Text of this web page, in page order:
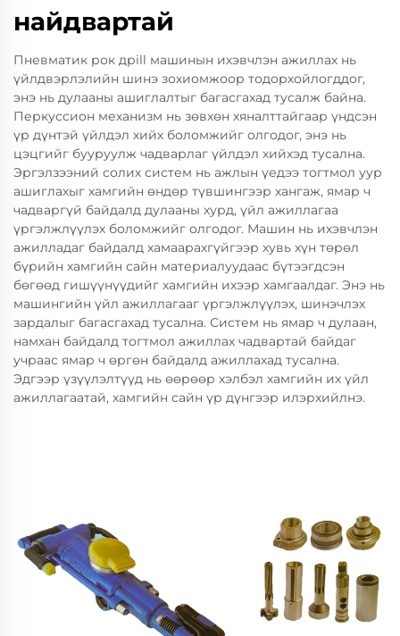
найдвартай
Пневматик рок дрill машинын ихэвчлэн ажиллах нь
үйлдвэрлэлийн шинэ зохиомжоор тодорхойлогддог,
энэ нь дулааны ашиглалтыг багасгахад тусалж байна.
Перкуссион механизм нь зөвхөн хяналттайгаар үндсэн
үр дүнтэй үйлдэл хийх боломжийг олгодог, энэ нь
цэцгийг бууруулж чадварлаг үйлдэл хийхэд тусална.
Эргэлзээний солих систем нь ажлын үедээ тогтмол уур
ашиглахыг хамгийн өндөр түвшингээр хангаж, ямар ч
чадваргүй байдалд дулааны хурд, үйл ажиллагаа
үргэлжлүүлэх боломжийг олгодог. Машин нь ихэвчлэн
ажилладаг байдалд хамаарахгүйгээр хувь хүн төрөл
бүрийн хамгийн сайн материалуудаас бүтээгдсэн
бөгөөд гишүүнүүдийг хамгийн ихээр хамгаалдаг. Энэ нь
машингийн үйл ажиллагааг үргэлжлүүлэх, шинэчлэх
зардалыг багасгахад тусална. Систем нь ямар ч дулаан,
намхан байдалд тогтмол ажиллах чадвартай байдаг
учраас ямар ч өргөн байдалд ажиллахад тусална.
Эдгээр үзүүлэлтүүд нь өөрөөр хэлбэл хамгийн их үйл
ажиллагаатай, хамгийн сайн үр дүнгээр илэрхийлнэ.